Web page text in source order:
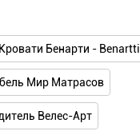
Кровати Бенарти - Benartti
Мир Матрасов
Велес-Арт